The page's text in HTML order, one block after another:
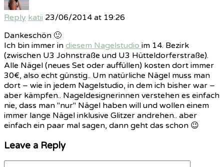
Reply katii 23/06/2014 at 19:26
Dankeschön 🙂
Ich bin immer in diesem Nagelstudio im 14. Bezirk
(zwischen U3 Johnstraße und U3 Hütteldorferstraße).
Alle Nägel (neues Set oder auffüllen) kosten dort immer
30€, also echt günstig.. Um natürliche Nägel muss man
dort – wie in jedem Nagelstudio, in dem ich bisher war –
aber kämpfen.. Nageldesignerinnen verstehen es einfach
nie, dass man "nur" Nägel haben will und wollen einem
immer lange Nägel inklusive Glitzer andrehen.. aber
einfach ein paar mal sagen, dann geht das schon 😉
Leave a Reply